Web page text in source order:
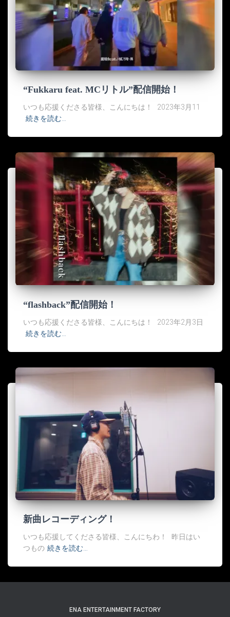
“Fukkaru feat. MCリトル”配信開始！
いつも応援くださる皆様、こんにちは！ 2023年3月11
続きを読む…
“flashback”配信開始！
いつも応援くださる皆様、こんにちは！ 2023年2月3日
続きを読む…
新曲レコーディング！
いつも応援してくださる皆様、こんにちわ！ 昨日はい
つもの 続きを読む…
ENA ENTERTAINMENT FACTORY